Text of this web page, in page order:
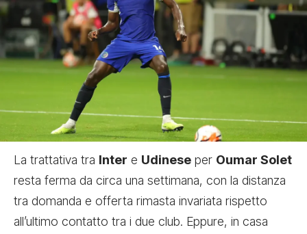
La trattativa tra Inter e Udinese per Oumar Solet
resta ferma da circa una settimana, con la distanza
tra domanda e offerta rimasta invariata rispetto
all’ultimo contatto tra i due club. Eppure, in casa